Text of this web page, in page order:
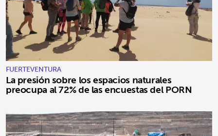
FUERTEVENTURA
La presión sobre los espacios naturales
preocupa al 72% de las encuestas del PORN